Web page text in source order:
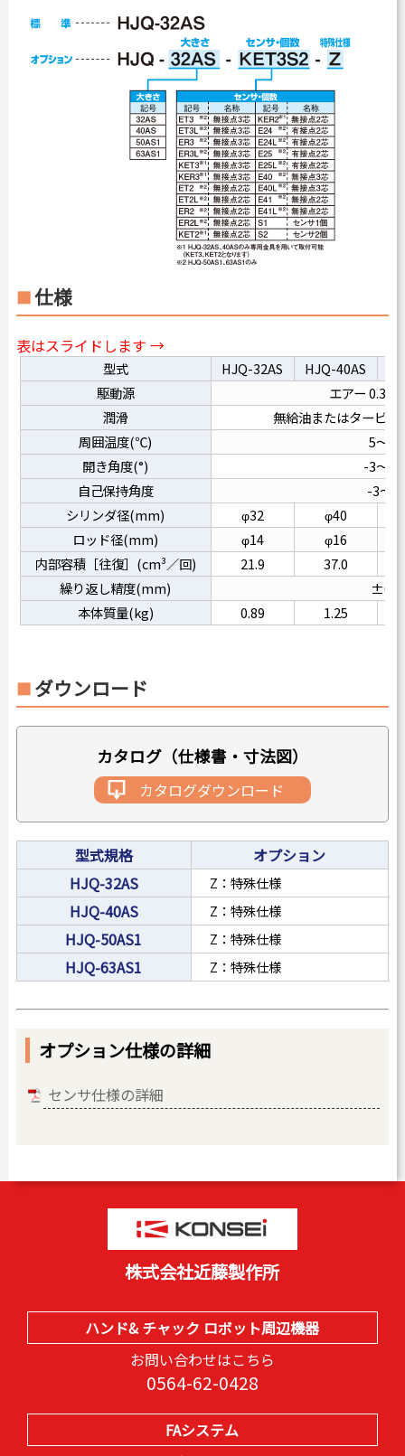
仕様
表はスライドします →
型式 HJQ-32AS HJQ-40AS
駆動源
エアー 0.3～
潤滑
無給油またはタービ
周囲温度(℃)
5～60
開き角度(°)
-3～
自己保持角度
-3～1°
シリンダ径(mm)
φ32
φ40
ロッド径(mm)
φ14
φ16
内部容積［往復］(cm³／回)
21.9
37.0
繰り返し精度(mm)
±0.1
本体質量(kg)
0.89 1.25
ダウンロード
カタログ（仕様書・寸法図）
カタログダウンロード
型式規格
オプション
HJQ-32AS
Z：特殊仕様
HJQ-40AS Z：特殊仕様
HJQ-50AS1 Z：特殊仕様
HJQ-63AS1 Z：特殊仕様
オプション仕様の詳細
センサ仕様の詳細
株式会社近藤製作所
ハンド& チャック ロボット周辺機器
お問い合わせはこちら
0564-62-0428
FAシステム